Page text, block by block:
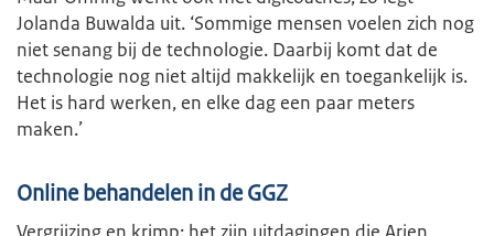
Jolanda Buwalda uit. ‘Sommige mensen voelen zich nog
niet senang bij de technologie. Daarbij komt dat de
technologie nog niet altijd makkelijk en toegankelijk is.
Het is hard werken, en elke dag een paar meters
maken.’
Online behandelen in de GGZ